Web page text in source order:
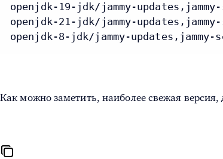
openjdk-19-jdk/jammy-
openjdk-21-jdk/jammy-
Как можно заметить, наиболее свежая версия,